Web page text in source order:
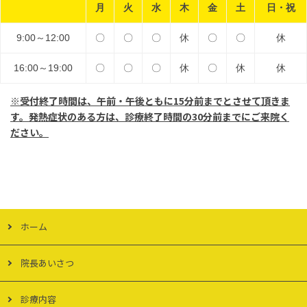
月 火 水 木 金 土 日・祝
9:00～12:00 〇 〇 〇 休 〇 〇 休
16:00～19:00 〇 〇 〇 休 〇 休 休
※受付終了時間は、午前・午後ともに15分前までとさせて頂きま
す。発熱症状のある方は、診療終了時間の30分前までにご来院く
ださい。
ホーム
院長あいさつ
診療内容